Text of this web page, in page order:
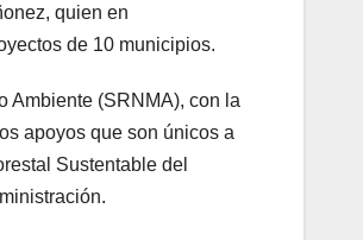
quien en
de 10 municipios.
Ambiente (SRNMA), con la
apoyos que son únicos a
Sustentable del